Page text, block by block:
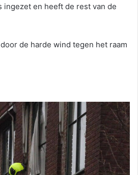
ingezet en heeft de rest van de
de harde wind tegen het raam